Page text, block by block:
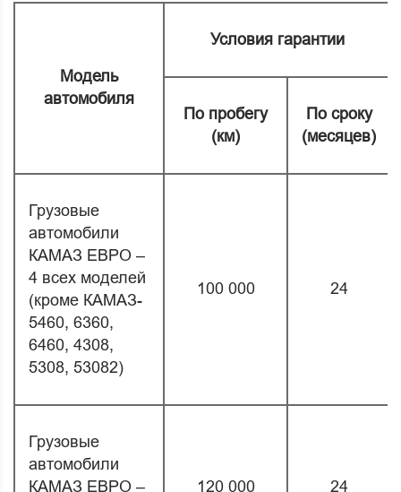
Модель
автомобиля
Условия гарантии
По пробегу
(км)
По сроку
(месяцев)
Грузовые
автомобили
КАМАЗ ЕВРО –
4 всех моделей
(кроме КАМАЗ-
5460, 6360,
6460, 4308,
5308, 53082)
100 000 24
Грузовые
автомобили
КАМАЗ ЕВРО –
120 000 24